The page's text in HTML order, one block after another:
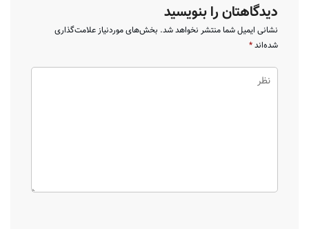
دیدگاهتان را بنویسید
نشانی ایمیل شما منتشر نخواهد شد. بخش‌های موردنیاز علامت‌گذاری
شده‌اند*